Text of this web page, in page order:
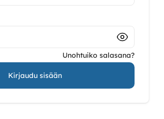
Unohtuiko salasana?
Kirjaudu sisään